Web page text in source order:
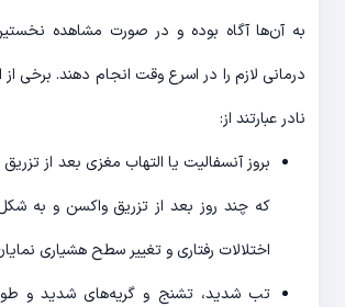
به آن‌ها آگاه بوده و در صورت مشاهده
درمانی لازم را در اسرع وقت انجام دهند. برخی
نادر عبارتند از:
بروز آنسفالیت یا التهاب مغزی بعد از
که چند روز بعد از تزریق واکسن و به
اختلالات رفتاری و تغییر سطح هشیاری
تب شدید، تشنج و گریه‌های شدید و